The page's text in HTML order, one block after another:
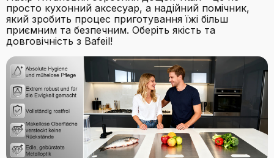
просто кухонний аксесуар, а надійний помічник,
який зробить процес приготування їжі більш
приємним та безпечним. Оберіть якість та
довговічність з Bafeil!